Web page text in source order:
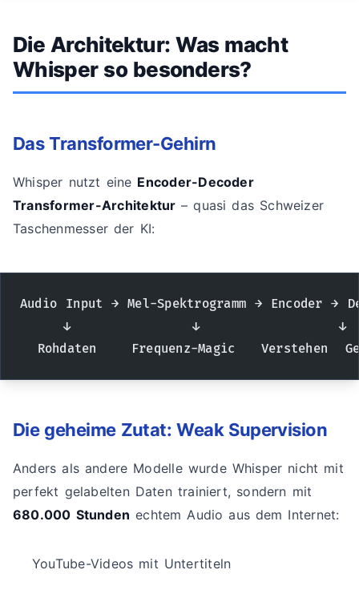
Die Architektur: Was macht
Whisper so besonders?
Das Transformer-Gehirn
Whisper nutzt eine Encoder-Decoder
Transformer-Architektur – quasi das Schweizer
Taschenmesser der KI:
Audio Input → Mel-Spektrogramm → Encoder →
↓              ↓                ↓
Rohdaten    Frequenz-Magic   Verstehen
Die geheime Zutat: Weak Supervision
Anders als andere Modelle wurde Whisper nicht mit
perfekt gelabelten Daten trainiert, sondern mit
680.000 Stunden echtem Audio aus dem Internet:
YouTube-Videos mit Untertiteln